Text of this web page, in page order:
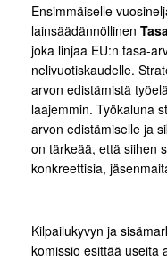
Ensimmäiselle
lainsäädännöllinen
joka linjaa EU:n tasa-
nelivuotiskaudelle.
arvon edistämistä
laajemmin. Työkaluna
arvon edistämiselle ja
on tärkeää, että siihen
konkreettisia,
Kilpailukyvyn ja
komissio esittää useita